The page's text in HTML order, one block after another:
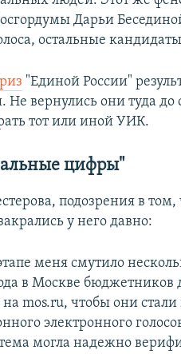
Дарьи
остальные
"Единой России"
Не вернулись они туда
тот или иной УИК.
цифры"
подозрения в
у него давно:
меня смутило
в Москве бюджетников
на mos.ru, чтобы они
электронного
могла надежно